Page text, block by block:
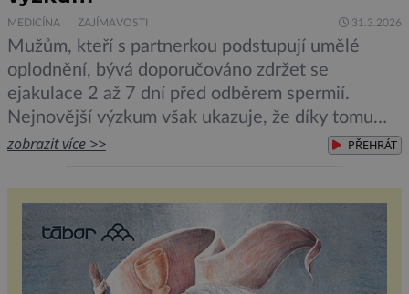
MEDICÍNA ZAJÍMAVOSTI 31.3.2026
Mužům, kteří s partnerkou podstupují umělé
oplodnění, bývá doporučováno zdržet se
ejakulace 2 až 7 dní před odběrem spermií.
Nejnovější výzkum však ukazuje, že díky tomu
poskytnuté vzorky sice budou obsahovat více
mužům doporučuje častější ejakulaci. Odborníci z
Oxforské univerzity provedli metaanalýzu, která
kombinovala 115 studií na lidech […]
zobrazit více >> PŘEHRÁT